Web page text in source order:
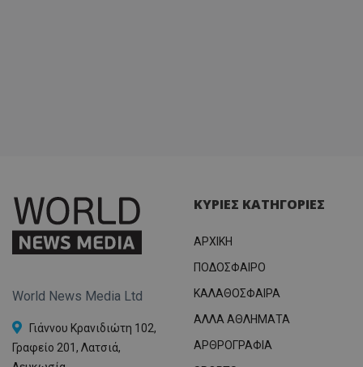
World News Media Ltd
Γιάννου Κρανιδιώτη 102,
Γραφείο 201, Λατσιά,
ΚΥΡΙΕΣ ΚΑΤΗΓΟΡΙΕΣ
ΑΡΧΙΚΗ
ΠΟΔΟΣΦΑΙΡΟ
ΚΑΛΑΘΟΣΦΑΙΡΑ
ΑΛΛΑ ΑΘΛΗΜΑΤΑ
ΑΡΘΡΟΓΡΑΦΙΑ